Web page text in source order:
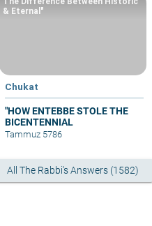
Chukat
"HOW ENTEBBE STOLE THE
BICENTENNIAL
& Eternal"
Tammuz 5786
All The Rabbi's Answers (1582)